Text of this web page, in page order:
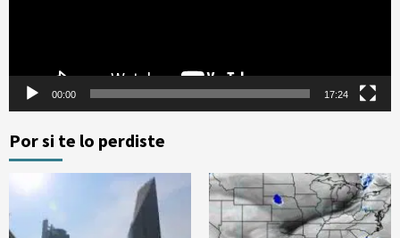
00:00 17:24
Por si te lo perdiste